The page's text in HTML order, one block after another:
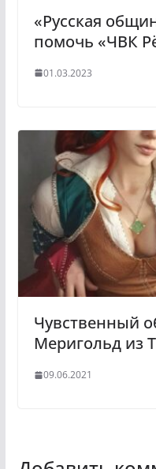
«Русская
помочь «ЧВК
01.03.2023
Чувственный
Меригольд из
09.06.2021